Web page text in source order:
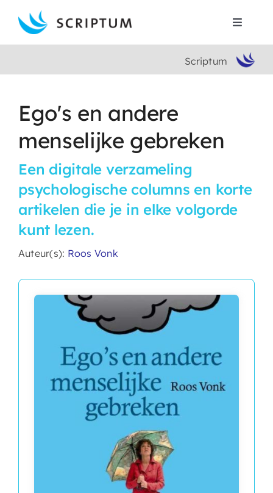
content
Toggle
Boeken
Auteurs
Contact
Search
for:
Scriptum
Ego's en andere
menselijke gebreken
Een digitale verzameling
psychologische columns en korte
artikelen die je in elke volgorde
kunt lezen.
Auteur(s): Roos Vonk